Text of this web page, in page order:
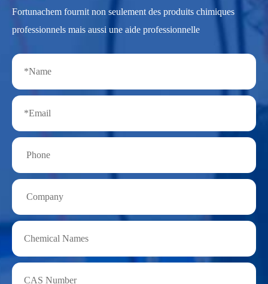
Fortunachem fournit non seulement des produits chimiques
professionnels mais aussi une aide professionnelle